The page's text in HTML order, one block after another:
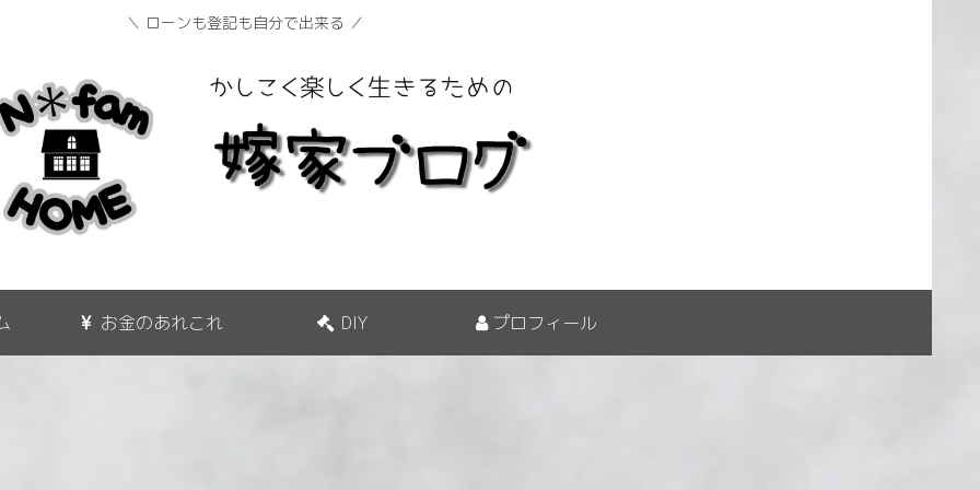
＼ ローンも登記も自分で出来る ／
お金のあれこれ DIY プロフィール